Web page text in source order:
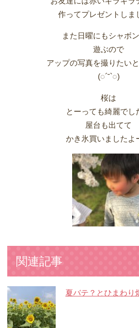
作ってプレゼントしま
また日曜にもシャボ
遊ぶので
アップの写真を撮りたい
(◌´˘`◌)
桜は
とーっても綺麗でし
屋台も出てて
かき氷買いましたよ
関連記事
夏バテ？とひまわり